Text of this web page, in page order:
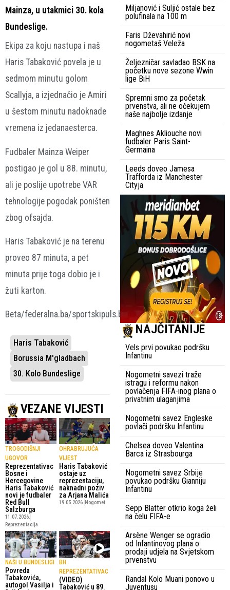
Mainza, u utakmici 30. kola
Bundeslige.
Ekipa za koju nastupa i naš
Haris Tabaković povela je u
sedmom minutu golom
Scallyja, a izjednačio je Amiri
u šestom minutu nadoknade
vremena iz jedanaesterca.
Fudbaler Mainza Weiper
postigao je gol u 88. minutu,
ali je poslije upotrebe VAR
tehnologije pogodak poništen
zbog ofsajda.
Haris Tabaković je na terenu
proveo 87 minuta, a pet
minuta prije toga dobio je i
žuti karton.
Beta/federalna.ba/sportskipuls.ba
Haris Tabaković
Borussia M'gladbach
30. Kolo Bundeslige
VEZANE VIJESTI
TROGODIŠNJI
UGOVOR
Reprezentativac
Bosne i
Hercegovine
Haris Tabaković
novi je fudbaler
Red Bull
Salzburga
11.07.2026.
Reprezentacija
OHRABRUJUĆA
VIJEST
Haris Tabaković
ostaje uz
reprezentaciju,
naknadni poziv
za Arjana Malića
19.05.2026. Nogomet
NAŠI U BUNDESLIGI
Povreda
Tabakovića,
autogol Vasilja i
BH.
REPREZENTATIVAC
(VIDEO)
Tabaković u 89.
Miljanović i Suljić ostale bez
polufinala na 100 m
Faris Dževahirić novi
nogometaš Veleža
Željezničar savladao BSK na
početku nove sezone Wwin
lige BiH
Spremni smo za početak
prvenstva, ali ne očekujem
naše najbolje izdanje
Maghnes Akliouche novi
fudbaler Paris Saint-
Germaina
Leeds doveo Jamesa
Trafforda iz Manchester
Cityja
NAJČITANIJE
Vels prvi povukao podršku
Infantinu
Nogometni savezi traže
istragu i reformu nakon
povlačenja FIFA-inog plana o
privatnim ulaganjima
Nogometni savez Engleske
povlači podršku Infantinu
Chelsea doveo Valentina
Barca iz Strasbourga
Nogometni savez Srbije
povukao podršku Gianniju
Infantinu
Sepp Blatter otkrio koga želi
na čelu FIFA-e
Arsène Wenger se ogradio
od Infantinovog plana o
prodaji udjela na Svjetskom
prvenstvu
Randal Kolo Muani ponovo u
Juventusu